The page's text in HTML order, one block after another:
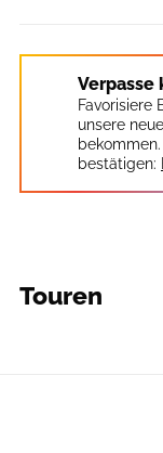
Verpasse
Favorisiere
unsere
bestätigen:
Touren